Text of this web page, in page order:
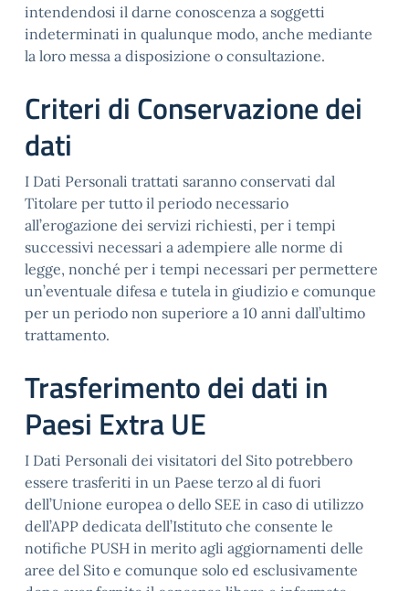
intendendosi il darne conoscenza a soggetti
indeterminati in qualunque modo, anche mediante
la loro messa a disposizione o consultazione.
Criteri di Conservazione dei
dati
I Dati Personali trattati saranno conservati dal
Titolare per tutto il periodo necessario
all’erogazione dei servizi richiesti, per i tempi
successivi necessari a adempiere alle norme di
legge, nonché per i tempi necessari per permettere
un’eventuale difesa e tutela in giudizio e comunque
per un periodo non superiore a 10 anni dall’ultimo
trattamento.
Trasferimento dei dati in
Paesi Extra UE
I Dati Personali dei visitatori del Sito potrebbero
essere trasferiti in un Paese terzo al di fuori
dell’Unione europea o dello SEE in caso di utilizzo
dell’APP dedicata dell’Istituto che consente le
notifiche PUSH in merito agli aggiornamenti delle
aree del Sito e comunque solo ed esclusivamente